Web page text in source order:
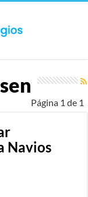
Página 1 de 1
Navios